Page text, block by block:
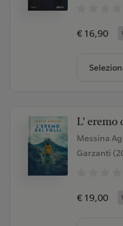
€ 16,90
L' eremo
Messina
Garzanti
€ 19,00